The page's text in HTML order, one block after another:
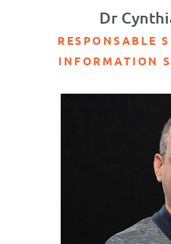
Dr
RESPONSABLE
INFORMATION